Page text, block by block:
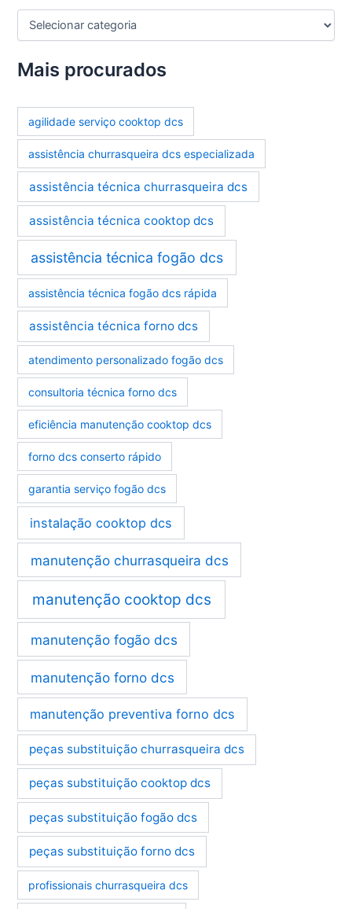
C
e
g
r
a
Mais procurados
agilidade serviço cooktop dcs
assistência churrasqueira dcs especializada
assistência técnica churrasqueira dcs
assistência técnica cooktop dcs
assistência técnica fogão dcs
assistência técnica fogão dcs rápida
assistência técnica forno dcs
atendimento personalizado fogão dcs
consultoria técnica forno dcs
eficiência manutenção cooktop dcs
forno dcs conserto rápido
garantia serviço fogão dcs
instalação cooktop dcs
manutenção churrasqueira dcs
manutenção cooktop dcs
manutenção fogão dcs
manutenção forno dcs
manutenção preventiva forno dcs
peças substituição churrasqueira dcs
peças substituição cooktop dcs
peças substituição fogão dcs
peças substituição forno dcs
profissionais churrasqueira dcs